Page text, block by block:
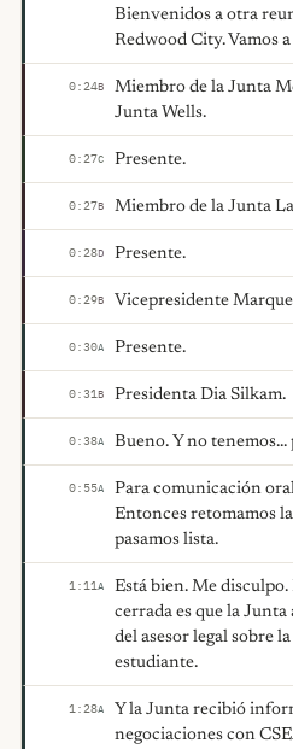
Bienvenidos a otra
Redwood City. Vamos
0:24B
Miembro de la Junta
Junta Wells.
0:27C Presente.
0:27B Miembro de la Junta
0:28D Presente.
0:29B Vicepresidente
0:30A Presente.
0:31B Presidenta Dia Silkam.
0:38A Bueno. Y no tenemos...
0:55A
Para comunicación
Entonces retomamos
pasamos lista.
1:11A
Está bien. Me
cerrada es que la
del asesor legal sobre
estudiante.
1:28A
Y la Junta recibió
negociaciones con